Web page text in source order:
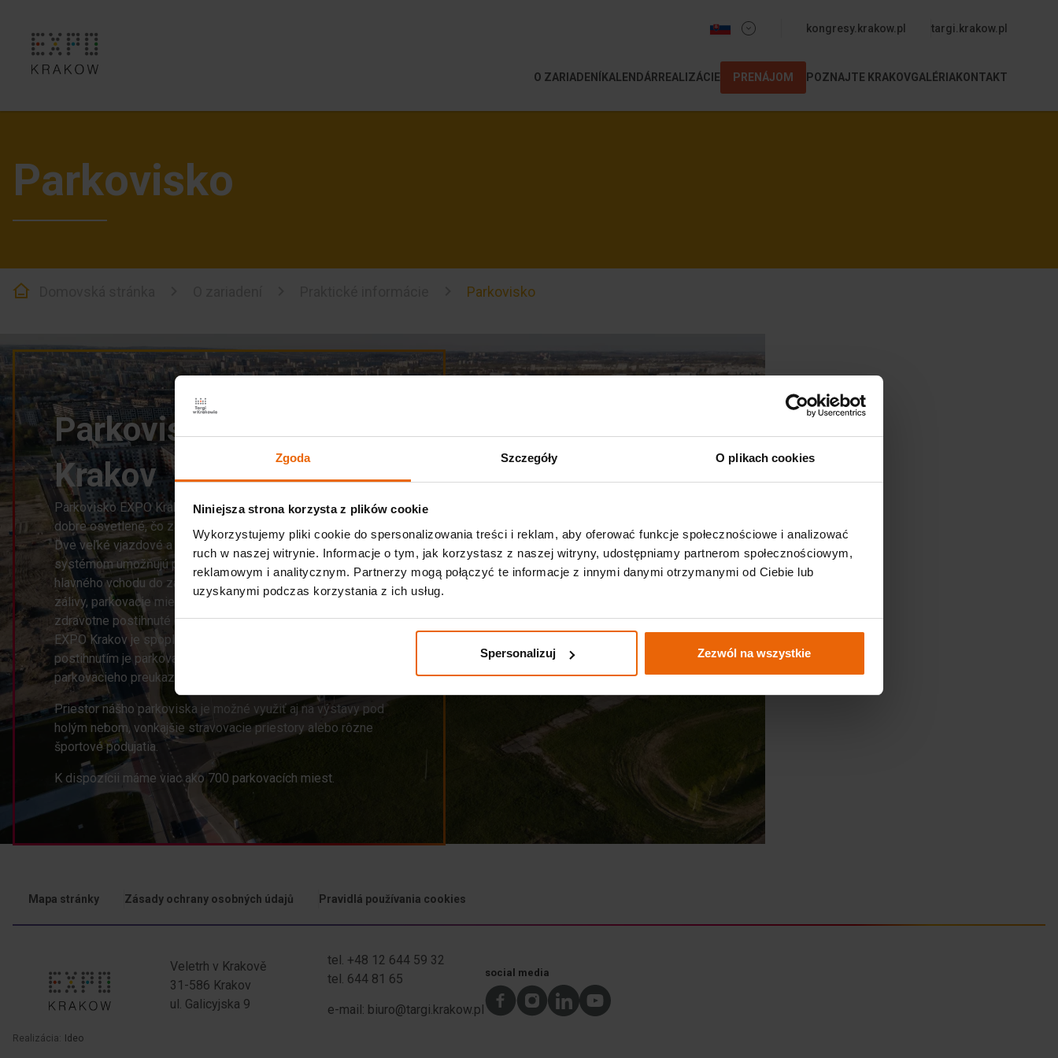
Zgoda Szczegóły O plikach cookies
Niniejsza strona korzysta z plików cookie
Wykorzystujemy pliki cookie do spersonalizowania treści i reklam, aby oferować funkcje społecznościowe i analizować
ruch w naszej witrynie. Informacje o tym, jak korzystasz z naszej witryny, udostępniamy partnerom społecznościowym,
reklamowym i analitycznym. Partnerzy mogą połączyć te informacje z innymi danymi otrzymanymi od Ciebie lub
uzyskanymi podczas korzystania z ich usług.
Spersonalizuj Zezwól na wszystkie
odnośnik do stron kongresy i targi
kongresy.krakow.pl targi.krakow.pl
O ZARIADENÍ KALENDÁR REALIZÁCIE PRENÁJOM POZNAJTE KRAKOVGALÉRIAKONTAKT
Parkovisko
Parkovisko
Parkovisko EXPO
Krakov
Parkovisko EXPO Krakov je plne oplotené, monitorované a
dobre osvetlené, čo zaručuje bezpečnosť jeho používateľov.
Dve veľké vjazdové a výjazdové brány so závorovým
systémom umožňujú plynulý pohyb vozidiel. V blízkosti
hlavného vchodu do zariadenia sa nachádzajú autobusové
zálivy, parkovacie miesta pre taxíky a parkovacie miesta pre
zdravotne postihnuté osoby a rodičov s deťmi. Parkovanie pri
EXPO Krakov je spoplatnené. Pre osoby so zdravotným
postihnutím je parkovanie bezplatné na základe platného
parkovacieho preukazu pre osoby so zdravotným postihnutím.
Priestor nášho parkoviska je možné využiť aj na výstavy pod
holým nebom, vonkajšie stravovacie priestory alebo rôzne
športové podujatia.
K dispozícii máme viac ako 700 parkovacích miest.
nawigacja serwisu
Mapa stránky Zásady ochrany osobných údajů Pravidlá používania cookies
Adres
Veletrh v Krakově
31-586 Krakov
ul. Galicyjska 9
Kontakt
tel. +48 12 644 59 32
tel. 644 81 65
e-mail: biuro@targi.krakow.pl
social media
Realizácia: Ideo